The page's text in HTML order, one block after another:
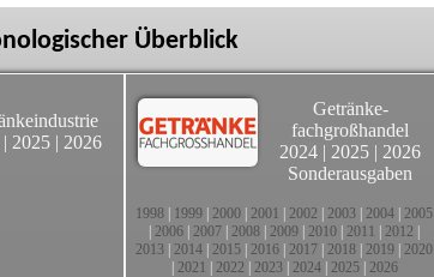
Überblick
| 2025 | 2026
Getränke-
fachgroßhandel
2024 | 2025 | 2026
Sonderausgaben
1998 1999 2000 2001 2002 2003 2004 2005
2006 2007 2008 2009 2010 2011 2012
2013 2014 2015 2016 2017 2018 2019 2020
2021 2022 2023| 2024| 2025| 2026